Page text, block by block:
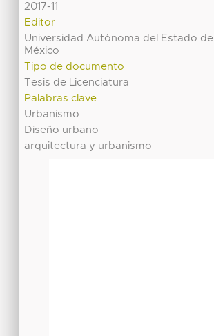
2017-11
Editor
Universidad Autónoma del Estado de
México
Tipo de documento
Tesis de Licenciatura
Palabras clave
Urbanismo
Diseño urbano
arquitectura y urbanismo